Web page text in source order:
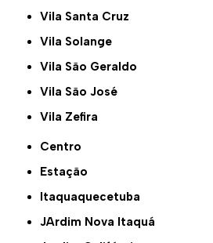
Vila Santa Cruz
Vila Solange
Vila São Geraldo
Vila São José
Vila Zefira
Centro
Estação
Itaquaquecetuba
JArdim Nova Itaquá